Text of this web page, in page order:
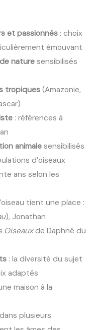
et passionnés: choix
émouvant
naturesensibilisés
tropiques(Amazonie,
: références à
animalesensibilisés
d’oiseaux
ans selon les
tient une place :
), Jonathan
Oiseauxde Daphné du
: la diversité du sujet
adaptés
maison à la
plusieurs